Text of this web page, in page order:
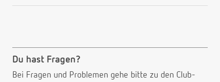
Du hast Fragen?
Bei Fragen und Problemen gehe bitte zu den Club-